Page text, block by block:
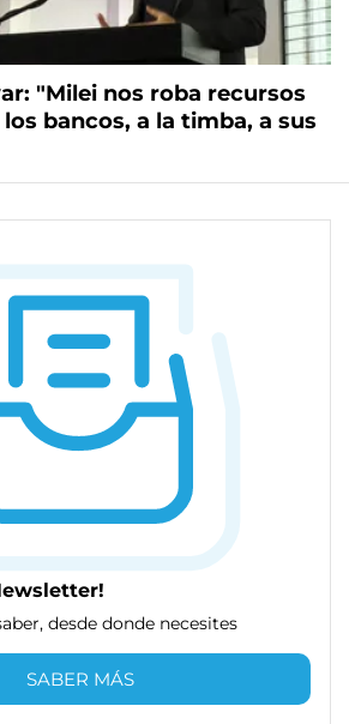
"Milei nos roba recursos
bancos, a la timba, a sus
desde donde necesites
SABER MÁS